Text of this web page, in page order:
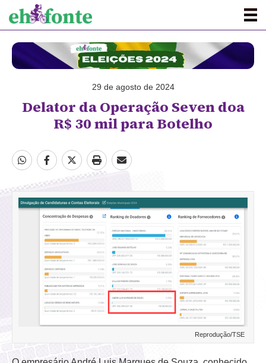
29 de agosto de 2024
Delator da Operação Seven doa
R$ 30 mil para Botelho
Reprodução/TSE